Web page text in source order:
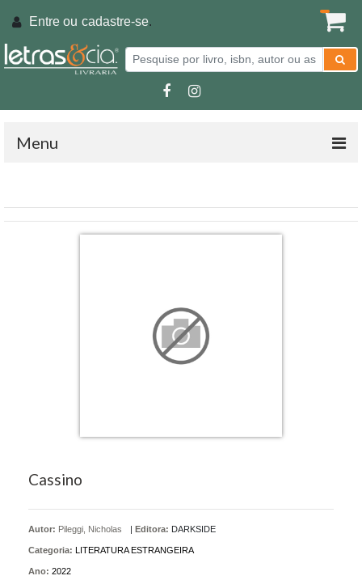
Entre ou cadastre-se.
Menu
Cassino
Autor: Pileggi, Nicholas | Editora: DARKSIDE
Categoria: LITERATURA ESTRANGEIRA
Ano: 2022